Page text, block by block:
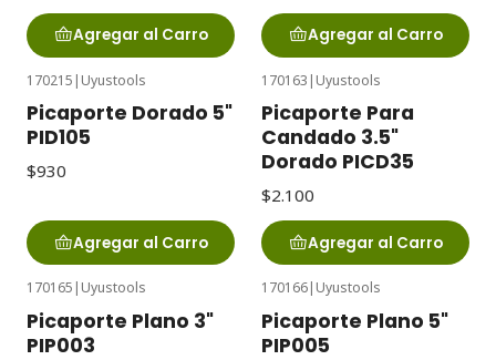
Agregar al Carro Agregar al Carro
170215 | Uyustools
Picaporte Dorado 5"
PID105
$930
Agregar al Carro
170163 | Uyustools
Picaporte Para
Candado 3.5"
Dorado PICD35
$2.100
Agregar al Carro
170165 | Uyustools
Picaporte Plano 3"
PIP003
170166| Uyustools
Picaporte Plano 5"
PIP005